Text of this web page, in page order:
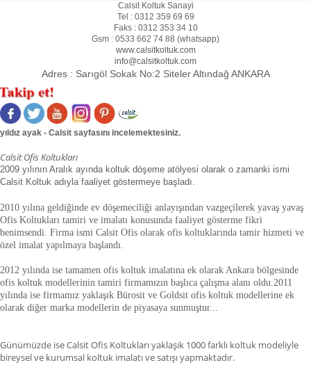
Calsit Koltuk Sanayi
Tel : 0312 359 69 69
Faks : 0312 353 34 10
Gsm : 0533 662 74 88 (whatsapp)
www.calsitkoltuk.com
info@calsitkoltuk.com
Adres : Sarıgöl Sokak No:2 Siteler Altındağ ANKARA
yıldız ayak - Calsit sayfasını incelemektesiniz.
Calsit Ofis Koltukları
2009 yılının Aralık ayında koltuk döşeme atölyesi olarak o zamanki ismi
Calsit Koltuk adıyla faaliyet göstermeye başladı.
2010 yılına geldiğinde ev döşemeciliği anlayışından vazgeçilerek yavaş yavaş
Ofis Koltukları tamiri ve imalatı konusunda faaliyet gösterme fikri
benimsendi. Firma ismi Calsit Ofis olarak ofis koltuklarında tamir hizmeti ve
özel imalat yapılmaya başlandı.
2012 yılında ise tamamen ofis koltuk imalatına ek olarak Ankara bölgesinde
ofis koltuk modellerinin tamiri firmamızın başlıca çalışma alanı oldu. 2011
yılında ise firmamız yaklaşık Bürosit ve Goldsit ofis koltuk modellerine ek
olarak diğer marka modellerin de piyasaya sunmuştur.
Günümüzde ise Calsit Ofis Koltukları yaklaşık 1000 farklı koltuk modeliyle
bireysel ve kurumsal koltuk imalatı ve satışı yapmaktadır.